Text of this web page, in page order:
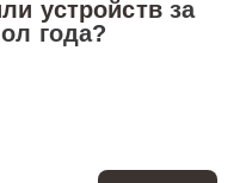
устройствза
года?